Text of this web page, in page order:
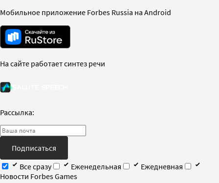
Мобильное приложение Forbes Russia на Android
На сайте работает синтез речи
Рассылка:
Подписаться
Все сразу
Еженедельная
Ежедневная
Новости Forbes Games